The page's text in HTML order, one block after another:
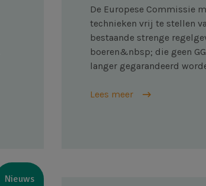
De Europese Commissie
technieken vrij te stellen
bestaande strenge
boeren&nbsp; die geen
langer gegarandeerd
Lees meer
Nieuws